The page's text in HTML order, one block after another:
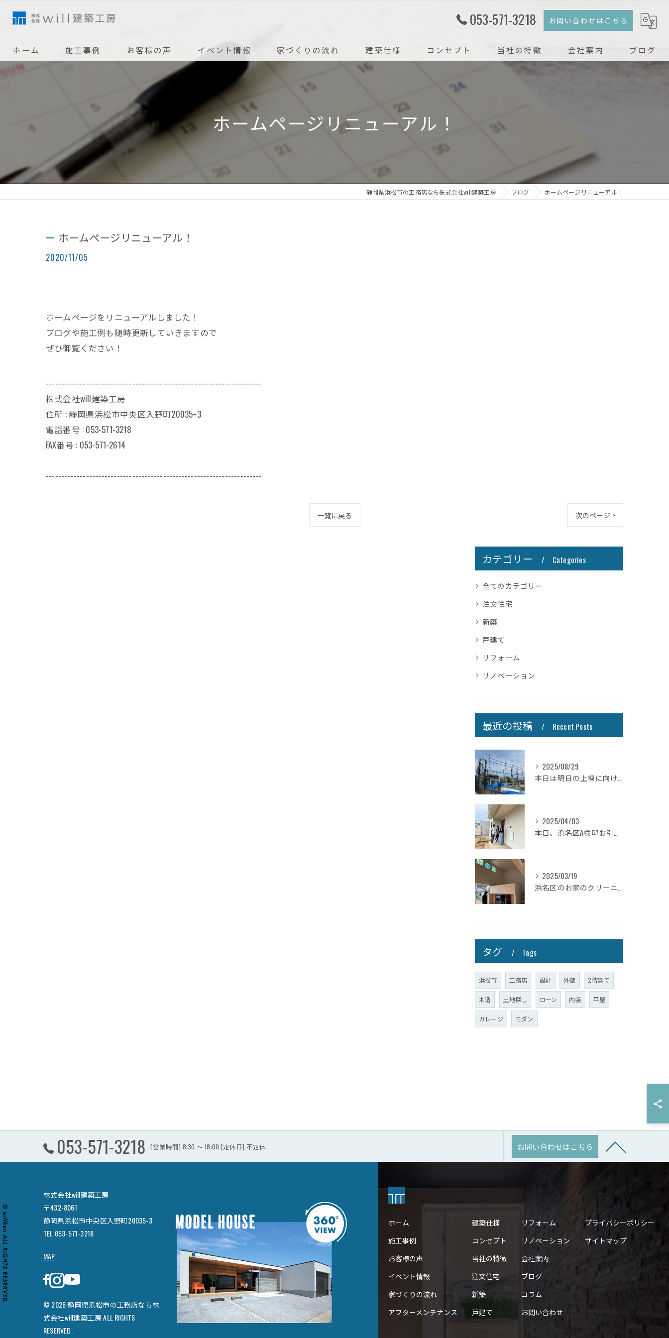
053-571-3218 お問い合わせはこちら
ホーム 施工事例 お客様の声 イベント情報 家づくりの流れ
アフターメンテナンス
建築仕様 コンセプト 当社の特徴
戸建て
リノベーション
会社案内 ブログ
ホームページリニューアル！
静岡県浜松市の工務店なら株式会社will建築工房 ブログ ホームページリニューアル！
ホームページリニューアル！
2020/11/05
ホームページをリニューアルしました！
ブログや施工例も随時更新していきますので
ぜひ御覧ください！
----------------------------------------------------------------------
株式会社will建築工房
住所 : 静岡県浜松市中央区入野町20035ｰ3
電話番号 : 053-571-3218
FAX番号 : 053-571-2614
----------------------------------------------------------------------
一覧に戻る 次のページ >
カテゴリー Categories
全てのカテゴリー
注文住宅
新築
戸建て
リフォーム
リノベーション
最近の投稿 Recent Posts
2025/08/29
本日は明日の上棟に向けて先行足場の施工をさせて頂きました。
2025/04/03
本日、浜名区A様邸お引き渡しさせて頂きました☆
2025/03/19
浜名区のお家のクリーニングが完了しましたので壁掛けテレビを設...
タグ Tags
浜松市 工務店 設計 外壁 2階建て
木造 土地探し ローン 内装 平屋
ガレージ モダン
053-571-3218 [営業時間] 8:30 ～ 18:00 [定休日] 不定休 お問い合わせはこちら
株式会社will建築工房
〒432-8061
静岡県浜松市中央区入野町20035-3
TEL 053-571-3218
MAP
© 2026 静岡県浜松市の工務店なら株
式会社will建築工房 ALL RIGHTS
RESERVED.
ホーム
施工事例
お客様の声
イベント情報
家づくりの流れ
アフターメンテナンス
建築仕様
コンセプト
当社の特徴
注文住宅
新築
戸建て
リフォーム
リノベーション
会社案内
ブログ
コラム
お問い合わせ
プライバシーポリシー
サイトマップ